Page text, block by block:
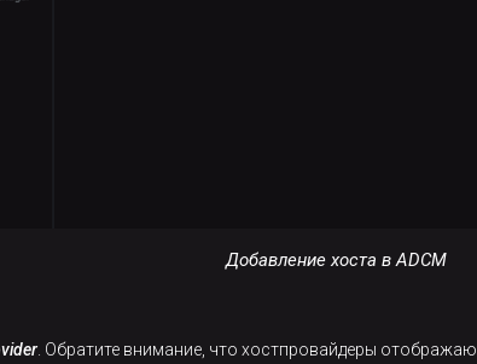
Добавление хоста в ADCM
. Обратите внимание, что хостпровайдеры